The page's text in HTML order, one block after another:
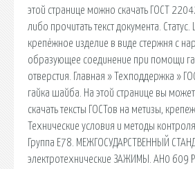
этой странице можно скачать ГОСТ
либо прочитать текст документа.
крепёжное изделие в виде стержня с
образующее соединение при помощи
отверстия. Главная » Техподдержка »
гайка шайба. На этой странице вы
скачать тексты ГОСТов на метизы,
Технические условия и методы
Группа Е78. МЕЖГОСУДАРСТВЕННЫЙ
электротехнические ЗАЖИМЫ. АН0 609